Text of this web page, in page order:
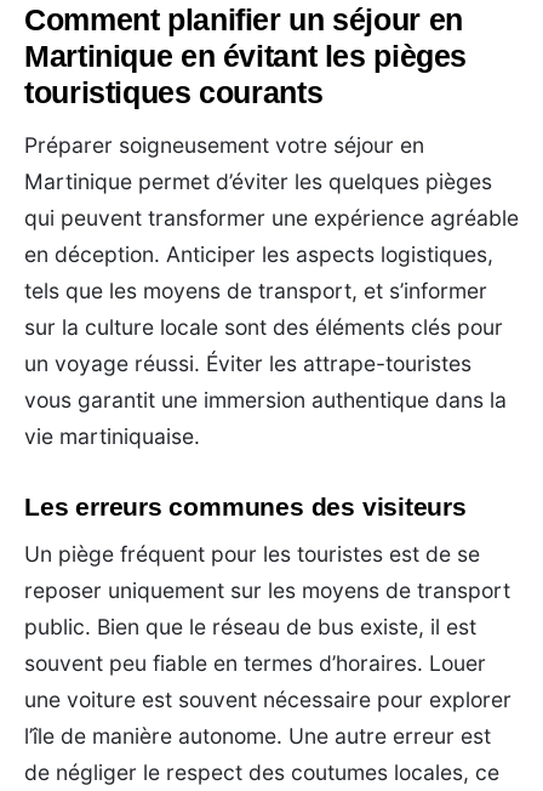
Comment planifier un séjour en
Martinique en évitant les pièges
touristiques courants
Préparer soigneusement votre séjour en
Martinique permet d’éviter les quelques pièges
qui peuvent transformer une expérience agréable
en déception. Anticiper les aspects logistiques,
tels que les moyens de transport, et s’informer
sur la culture locale sont des éléments clés pour
un voyage réussi. Éviter les attrape-touristes
vous garantit une immersion authentique dans la
vie martiniquaise.
Les erreurs communes des visiteurs
Un piège fréquent pour les touristes est de se
reposer uniquement sur les moyens de transport
public. Bien que le réseau de bus existe, il est
souvent peu fiable en termes d’horaires. Louer
une voiture est souvent nécessaire pour explorer
l’île de manière autonome. Une autre erreur est
de négliger le respect des coutumes locales, ce